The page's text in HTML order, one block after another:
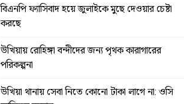
বিএনপি ফ্যাসিবাদ হয়ে জুলাইকে মুছে দেওয়ার চেষ্টা
করছে
উখিয়ায় রোহিঙ্গা বন্দীদের জন্য পৃথক কারাগারের
পরিকল্পনা
উখিয়া থানায় সেবা নিতে কোনো টাকা লাগে না: ওসি